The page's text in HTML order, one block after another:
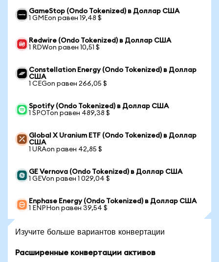
GameStop (Ondo Tokenized) в Доллар США
1 GMEon равен 19,48 $
Redwire (Ondo Tokenized) в Доллар США
1 RDWon равен 10,51 $
Constellation Energy (Ondo Tokenized) в Доллар
США
1 CEGon равен 266,05 $
Spotify (Ondo Tokenized) в Доллар США
1 SPOTon равен 489,38 $
Global X Uranium ETF (Ondo Tokenized) в Доллар
США
1 URAon равен 42,85 $
GE Vernova (Ondo Tokenized) в Доллар США
1 GEVon равен 1 029,04 $
Enphase Energy (Ondo Tokenized) в Доллар США
1 ENPHon равен 39,54 $
Изучите больше вариантов конвертации
Расширенные конвертации активов